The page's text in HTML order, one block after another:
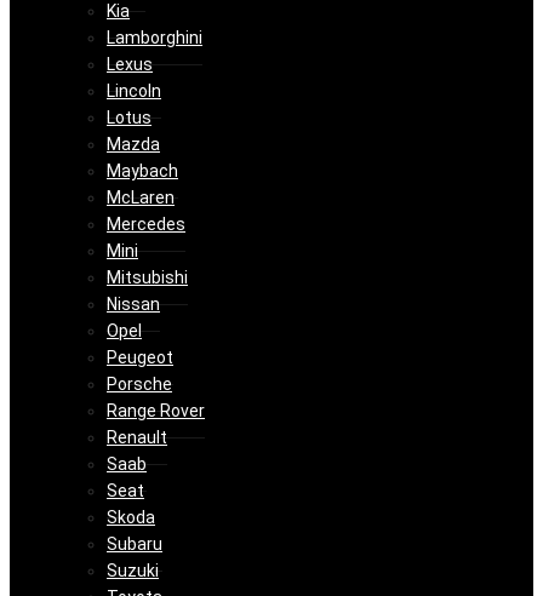
Kia
Lamborghini
Lexus
Lincoln
Lotus
Mazda
Maybach
McLaren
Mercedes
Mini
Mitsubishi
Nissan
Opel
Peugeot
Porsche
Range Rover
Renault
Saab
Seat
Skoda
Subaru
Suzuki